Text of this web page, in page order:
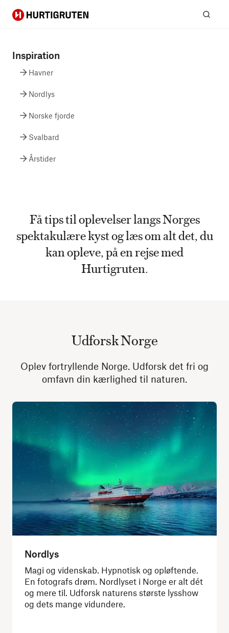
Hurtigruten
Inspiration
Havner
Nordlys
Norske fjorde
Svalbard
Årstider
Få tips til oplevelser langs Norges
spektakulære kyst og læs om alt det, du
kan opleve, på en rejse med
Hurtigruten.
Udforsk Norge
Oplev fortryllende Norge. Udforsk det fri og
omfavn din kærlighed til naturen.
Nordlys
Magi og videnskab. Hypnotisk og opløftende.
En fotografs drøm. Nordlyset i Norge er alt dét
og mere til. Udforsk naturens største lysshow
og dets mange vidundere.